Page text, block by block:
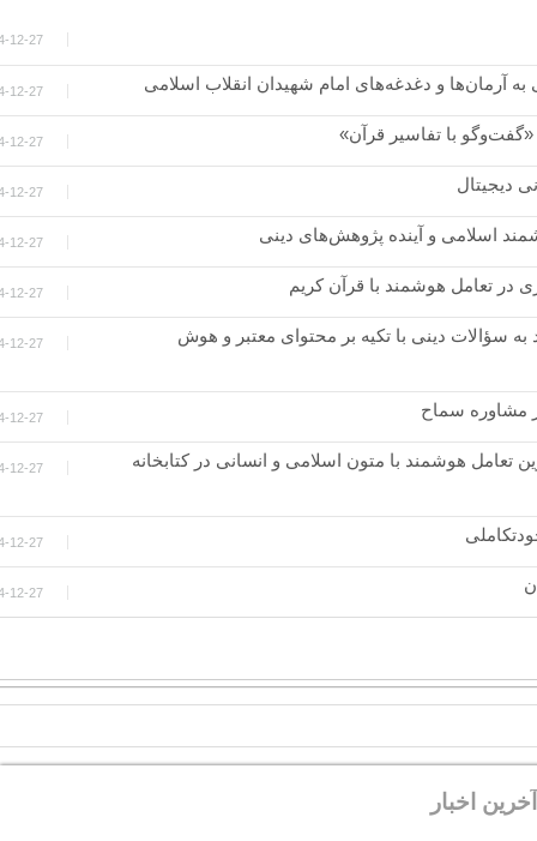
12-27
12-27 به آرمان‌ها و دغدغه‌های امام شهیدان انقلاب اسلامی
12-27 با تفاسیر قرآن»
12-27 دیجیتال
12-27 اسلامی و آینده پژوهش‌های دینی
12-27 در تعامل هوشمند با قرآن کریم
12-27 سؤالات دینی با تکیه بر محتوای معتبر و هوش
12-27 مشاوره سماح
12-27 تعامل هوشمند با متون اسلامی و انسانی در کتابخانه
12-27
12-27
آخرين اخبار